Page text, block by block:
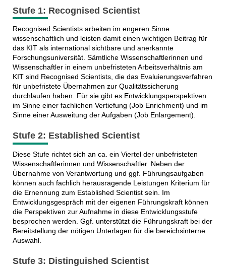
Stufe 1: Recognised Scientist
Recognised Scientists arbeiten im engeren Sinne
wissenschaftlich und leisten damit einen wichtigen Beitrag für
das KIT als international sichtbare und anerkannte
Forschungsuniversität. Sämtliche Wissenschaftlerinnen und
Wissenschaftler in einem unbefristeten Arbeitsverhältnis am
KIT sind Recognised Scientists, die das Evaluierungsverfahren
für unbefristete Übernahmen zur Qualitätssicherung
durchlaufen haben. Für sie gibt es Entwicklungsperspektiven
im Sinne einer fachlichen Vertiefung (Job Enrichment) und im
Sinne einer Ausweitung der Aufgaben (Job Enlargement).
Stufe 2: Established Scientist
Diese Stufe richtet sich an ca. ein Viertel der unbefristeten
Wissenschaftlerinnen und Wissenschaftler. Neben der
Übernahme von Verantwortung und ggf. Führungsaufgaben
können auch fachlich herausragende Leistungen Kriterium für
die Ernennung zum Established Scientist sein. Im
Entwicklungsgespräch mit der eigenen Führungskraft können
die Perspektiven zur Aufnahme in diese Entwicklungsstufe
besprochen werden. Ggf. unterstützt die Führungskraft bei der
Bereitstellung der nötigen Unterlagen für die bereichsinterne
Auswahl.
Stufe 3: Distinguished Scientist